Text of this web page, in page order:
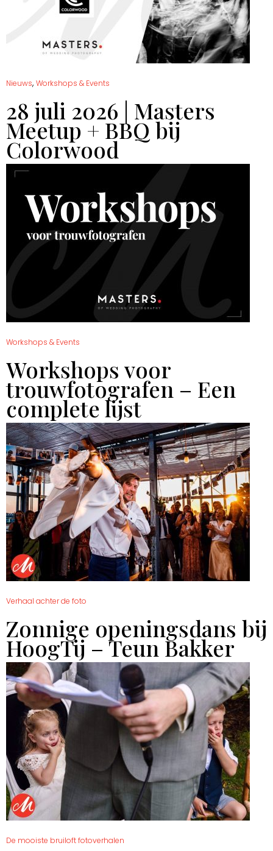
Nieuws, Workshops & Events
28 juli 2026 | Masters
Meetup + BBQ bij
Colorwood
Workshops & Events
Workshops voor
trouwfotografen – Een
complete lijst
Verhaal achter de foto
Zonnige openingsdans bij
HoogTij – Teun Bakker
De mooiste bruiloft fotoverhalen